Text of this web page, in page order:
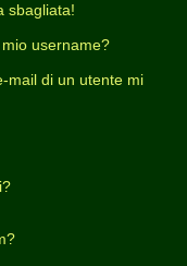
sbagliata!
username?
mail di un utente mi